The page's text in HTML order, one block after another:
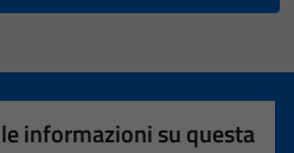
informazioni su questa